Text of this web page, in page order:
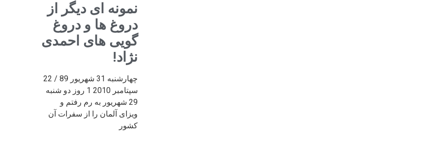
نمونه ای دیگر از
دروغ ها و دروغ
گویی های احمدی
نژاد!
چهارشنبه 31 شهریور 89 / 22
سپتامبر 2010 1 روز دو شنبه
29 شهریور به رم رفتم و
ویزای آلمان را از سفرات آن
کشور